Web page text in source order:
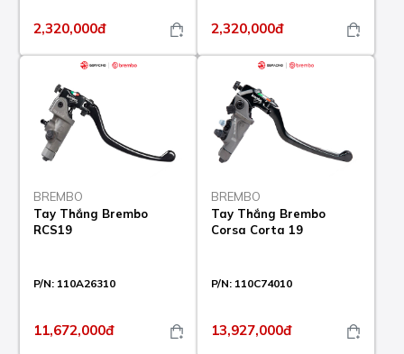
2,320,000đ 2,320,000đ
BREMBO
Tay Thắng Brembo
RCS19
P/N: 110A26310
11,672,000đ
BREMBO
Tay Thắng Brembo
Corsa Corta 19
P/N: 110C74010
13,927,000đ